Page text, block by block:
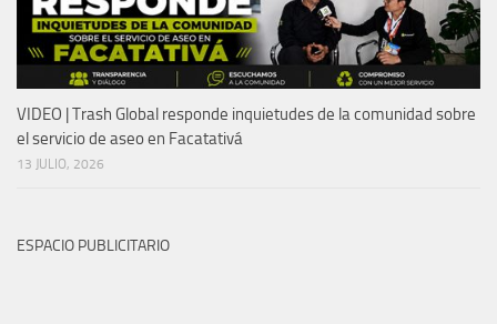
VIDEO | Trash Global responde inquietudes de la comunidad sobre
el servicio de aseo en Facatativá
13 JULIO, 2026
ESPACIO PUBLICITARIO